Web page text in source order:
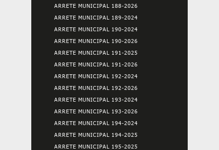
ARRETE MUNICIPAL 188-2026
ARRETE MUNICIPAL 189-2024
ARRETE MUNICIPAL 190-2024
ARRETE MUNICIPAL 190-2026
ARRETE MUNICIPAL 191-2025
ARRETE MUNICIPAL 191-2026
ARRETE MUNICIPAL 192-2024
ARRETE MUNICIPAL 192-2026
ARRETE MUNICIPAL 193-2024
ARRETE MUNICIPAL 193-2026
ARRETE MUNICIPAL 194-2024
ARRETE MUNICIPAL 194-2025
ARRETE MUNICIPAL 195-2025